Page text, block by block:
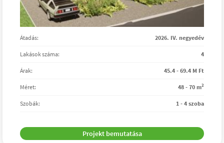
Átadás: 2026. IV. negyedév
Lakások száma: 4
Árak: 45.4 - 69.4 M Ft
Méret: 48 - 70 m2
Szobák: 1 - 4 szoba
Projekt bemutatása